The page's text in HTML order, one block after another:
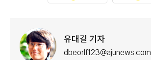
유대길 기자
dbeorlf123@ajunews.com